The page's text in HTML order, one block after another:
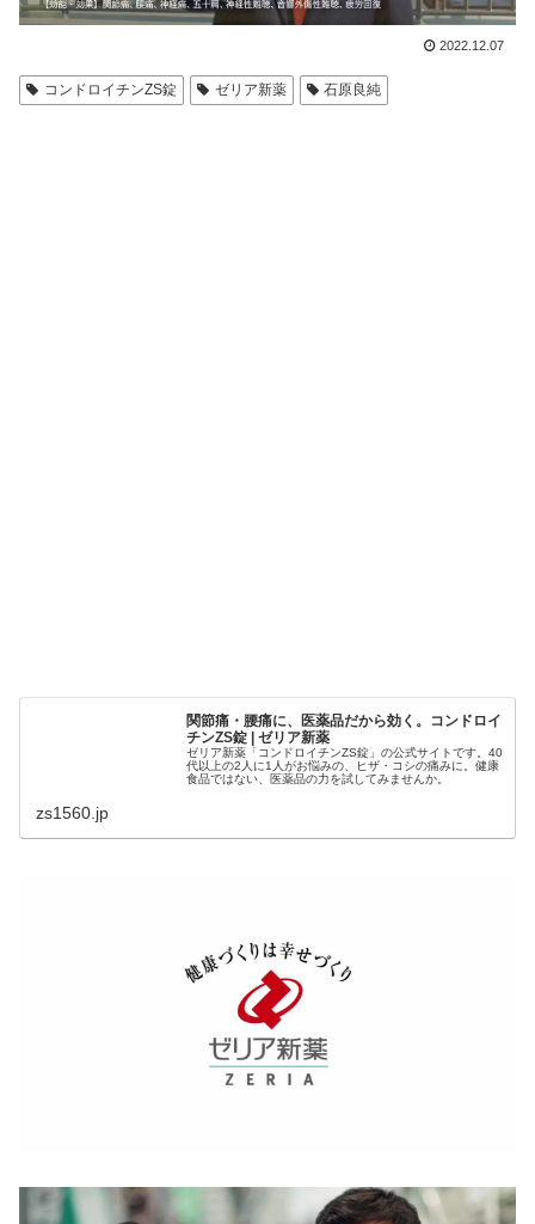
2022.12.07
コンドロイチンZS錠 ゼリア新薬 石原良純
関節痛・腰痛に、医薬品だから効く。コンドロイ
チンZS錠 | ゼリア新薬
ゼリア新薬「コンドロイチンZS錠」の公式サイトです。40
代以上の2人に1人がお悩みの、ヒザ・コシの痛みに。健康
食品ではない、医薬品の力を試してみませんか。
zs1560.jp